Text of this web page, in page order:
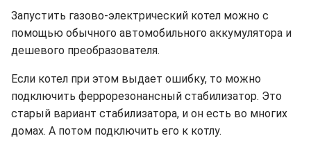
Запустить газово-электрический котел можно с
помощью обычного автомобильного аккумулятора и
дешевого преобразователя.
Если котел при этом выдает ошибку, то можно
подключить феррорезонансный стабилизатор. Это
старый вариант стабилизатора, и он есть во многих
домах. А потом подключить его к котлу.